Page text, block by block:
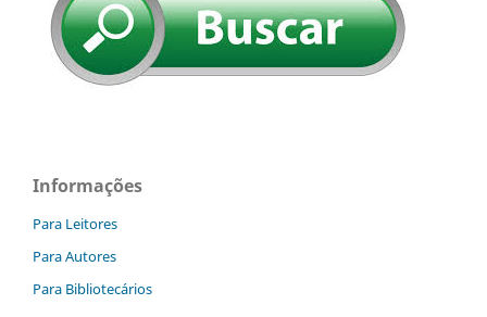
Informações
Para Leitores
Para Autores
Para Bibliotecários